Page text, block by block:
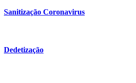
Sanitização Coronavirus
Dedetização